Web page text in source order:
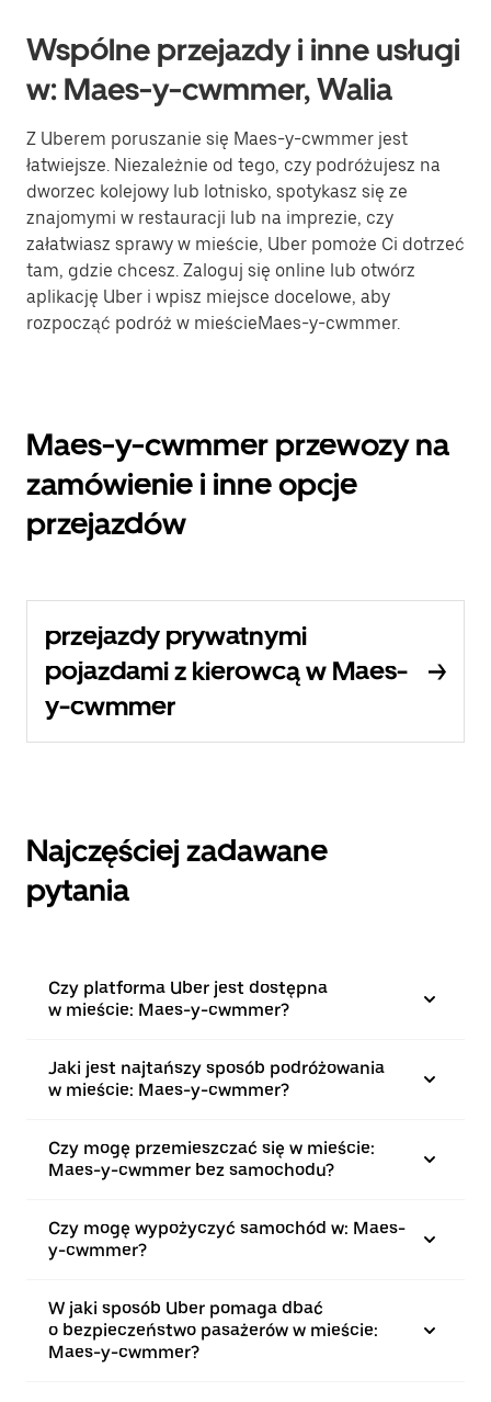
Wspólne przejazdy i inne usługi
w: Maes-y-cwmmer, Walia
Z Uberem poruszanie się Maes-y-cwmmer jest
łatwiejsze. Niezależnie od tego, czy podróżujesz na
dworzec kolejowy lub lotnisko, spotykasz się ze
znajomymi w restauracji lub na imprezie, czy
załatwiasz sprawy w mieście, Uber pomoże Ci dotrzeć
tam, gdzie chcesz. Zaloguj się online lub otwórz
aplikację Uber i wpisz miejsce docelowe, aby
rozpocząć podróż w mieścieMaes-y-cwmmer.
Maes-y-cwmmer przewozy na
zamówienie i inne opcje
przejazdów
przejazdy prywatnymi
pojazdami z kierowcą w Maes-
y-cwmmer
Najczęściej zadawane
pytania
Czy platforma Uber jest dostępna
w mieście: Maes-y-cwmmer?
Jaki jest najtańszy sposób podróżowania
w mieście: Maes-y-cwmmer?
Czy mogę przemieszczać się w mieście:
Maes-y-cwmmer bez samochodu?
Czy mogę wypożyczyć samochód w: Maes-
y-cwmmer?
W jaki sposób Uber pomaga dbać
o bezpieczeństwo pasażerów w mieście:
Maes-y-cwmmer?